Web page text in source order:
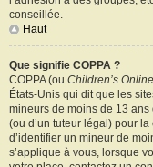
conseillée.
Haut
Que signifie COPPA ?
COPPA (ou Children’s
États-Unis qui dit que les
mineurs de moins de 13
(ou d’un tuteur légal) pour
d’identifier un mineur de
s’applique à vous, lorsque